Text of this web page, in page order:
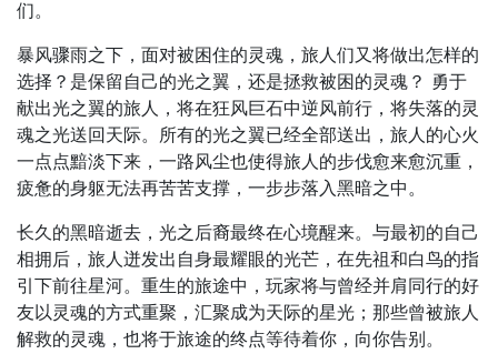
们。
暴风骤雨之下，面对被困住的灵魂，旅人们又将做出怎样的
选择？是保留自己的光之翼，还是拯救被困的灵魂？ 勇于
献出光之翼的旅人，将在狂风巨石中逆风前行，将失落的灵
魂之光送回天际。所有的光之翼已经全部送出，旅人的心火
一点点黯淡下来，一路风尘也使得旅人的步伐愈来愈沉重，
疲惫的身躯无法再苦苦支撑，一步步落入黑暗之中。
长久的黑暗逝去，光之后裔最终在心境醒来。与最初的自己
相拥后，旅人迸发出自身最耀眼的光芒，在先祖和白鸟的指
引下前往星河。重生的旅途中，玩家将与曾经并肩同行的好
友以灵魂的方式重聚，汇聚成为天际的星光；那些曾被旅人
解救的灵魂，也将于旅途的终点等待着你，向你告别。